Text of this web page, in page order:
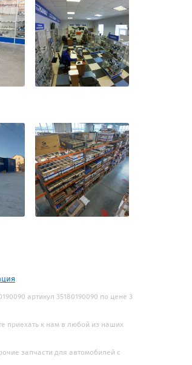
артикул 35180190090 по цене 3
приехать к нам в любой из наших
запчасти для автомобилей с